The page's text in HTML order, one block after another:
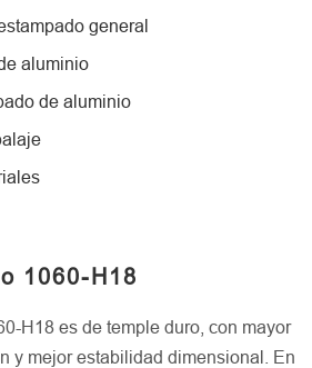
general
aluminio
de aluminio
1060-H18
H18 es de temple duro, con mayor
y mejor estabilidad dimensional. En